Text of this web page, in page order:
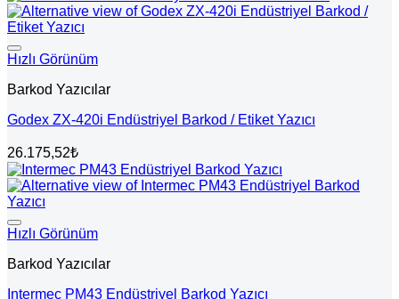
Hızlı Görünüm
Barkod Yazıcılar
Godex ZX-420i Endüstriyel Barkod / Etiket Yazıcı
26.175,52₺
Hızlı Görünüm
Barkod Yazıcılar
Intermec PM43 Endüstriyel Barkod Yazıcı